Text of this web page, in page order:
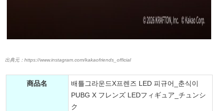
https://www.instagram.com/kakaofriends_official
商品名
배틀그라운드X프렌즈 LED 피규어_춘식이
PUBG X フレンズ LEDフィギュア_チュンシ
ク